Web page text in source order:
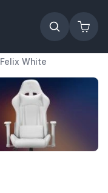
Felix White